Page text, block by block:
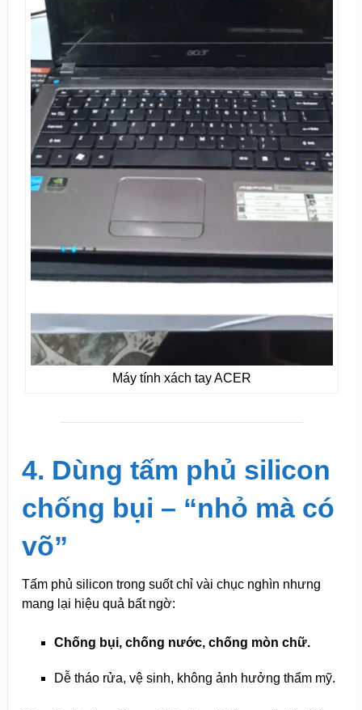
Máy tính xách tay ACER
4. Dùng tấm phủ silicon
chống bụi – “nhỏ mà có
võ”
Tấm phủ silicon trong suốt chỉ vài chục nghìn nhưng
mang lại hiệu quả bất ngờ:
Chống bụi, chống nước, chống mòn chữ.
Dễ tháo rửa, vệ sinh, không ảnh hưởng thẩm mỹ.